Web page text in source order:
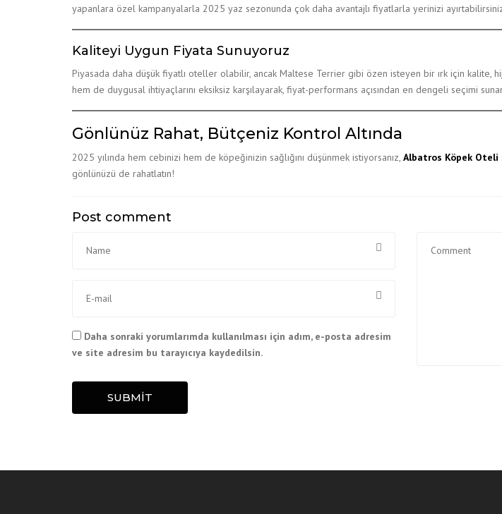
yapanlara özel kampanyalarla 2025 yaz sezonunda çok daha avantajlı fiyatlarla yerinizi
Kaliteyi Uygun Fiyata Sunuyoruz
Piyasada daha düşük fiyatlı oteller olabilir, ancak Maltese Terrier gibi özen isteyen bir ırk için
hem de duygusal ihtiyaçlarını eksiksiz karşılayarak, fiyat-performans açısından en dengeli seçimi
Gönlünüz Rahat, Bütçeniz Kontrol Altında
2025 yılında hem cebinizi hem de köpeğinizin sağlığını düşünmek istiyorsanız, Albatros Köpek Oteli
gönlünüzü de rahatlatın!
Post comment
Daha sonraki yorumlarımda kullanılması için adım, e-posta adresim
ve site adresim bu tarayıcıya kaydedilsin.
SUBMIT